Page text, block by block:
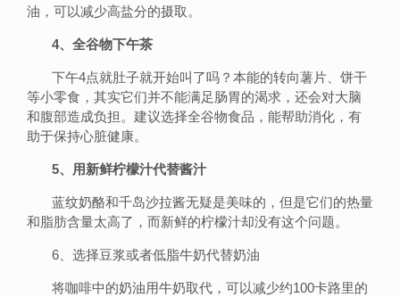
油，可以减少高盐分的摄取。
4、全谷物下午茶
下午4点就肚子就开始叫了吗？本能的转向薯片、饼干
等小零食，其实它们并不能满足肠胃的渴求，还会对大脑
和腹部造成负担。建议选择全谷物食品，能帮助消化，有
助于保持心脏健康。
5、用新鲜柠檬汁代替酱汁
蓝纹奶酪和千岛沙拉酱无疑是美味的，但是它们的热量
和脂肪含量太高了，而新鲜的柠檬汁却没有这个问题。
6、选择豆浆或者低脂牛奶代替奶油
将咖啡中的奶油用牛奶取代，可以减少约100卡路里的